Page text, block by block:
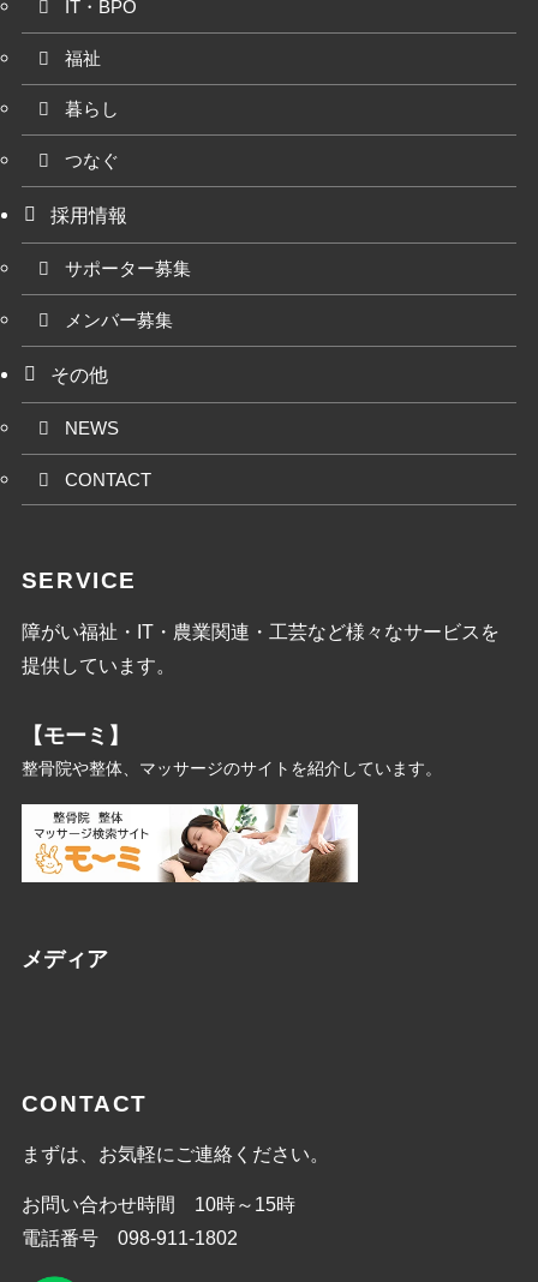
IT・BPO
福祉
暮らし
つなぐ
採用情報
サポーター募集
メンバー募集
その他
NEWS
CONTACT
SERVICE
障がい福祉・IT・農業関連・工芸など様々なサービスを
提供しています。
【モーミ】
整骨院や整体、マッサージのサイトを紹介しています。
メディア
CONTACT
まずは、お気軽にご連絡ください。
お問い合わせ時間 10時～15時
電話番号 098-911-1802